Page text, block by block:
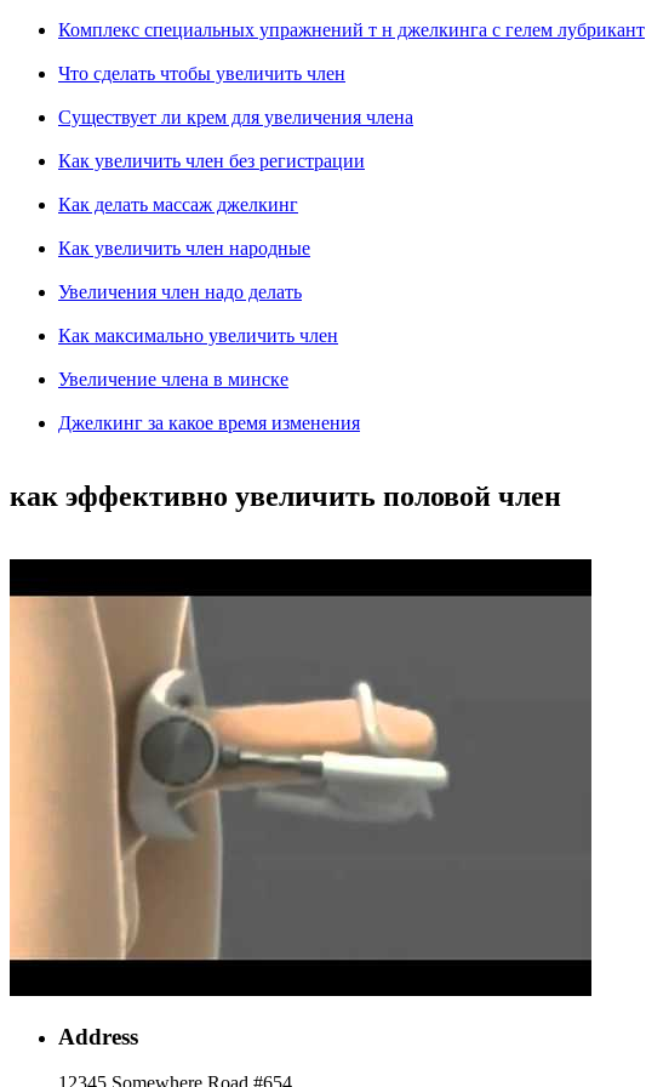
Комплекс специальных упражнений т н джелкинга с гелем лубрикант
Что сделать чтобы увеличить член
Существует ли крем для увеличения члена
Как увеличить член без регистрации
Как делать массаж джелкинг
Как увеличить член народные
Увеличения член надо делать
Как максимально увеличить член
Увеличение члена в минске
Джелкинг за какое время изменения
как эффективно увеличить половой член
Address